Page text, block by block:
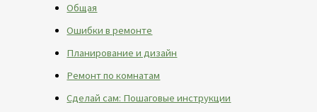
Общая
Ошибки в ремонте
Планирование и дизайн
Ремонт по комнатам
Сделай сам: Пошаговые инструкции